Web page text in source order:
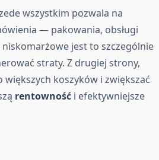
wszystkim pozwala na
— pakowania, obsługi
jest to szczególnie
straty. Z drugiej strony,
koszyków i zwiększać
rentowność i efektywniejsze